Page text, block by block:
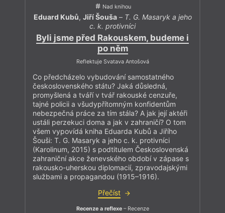
Nad knihou
Eduard Kubů, Jiří Šouša– T. G. Masaryk a jeho
c. k. protivníci
Byli jsme před Rakouskem, budeme i
po něm
Reflektuje Svatava Antošová
Co předcházelo vybudování samostatného
československého státu? Jaká důsledná,
promyšlená a tváří v tvář rakouské cenzuře,
tajné policii a všudypřítomným konfidentům
nebezpečná práce za tím stála? A jak její aktéři
ustáli perzekuci doma a jak v zahraničí? O tom
všem vypovídá kniha Eduarda Kubů a Jiřího
Šouši: T. G. Masaryk a jeho c. k. protivníci
(Karolinum, 2015) s podtitulem Československá
zahraniční akce ženevského období v zápase s
rakousko-uherskou diplomacií, zpravodajskými
službami a propagandou (1915–1916).
Přečíst
Recenze a reflexe– Recenze